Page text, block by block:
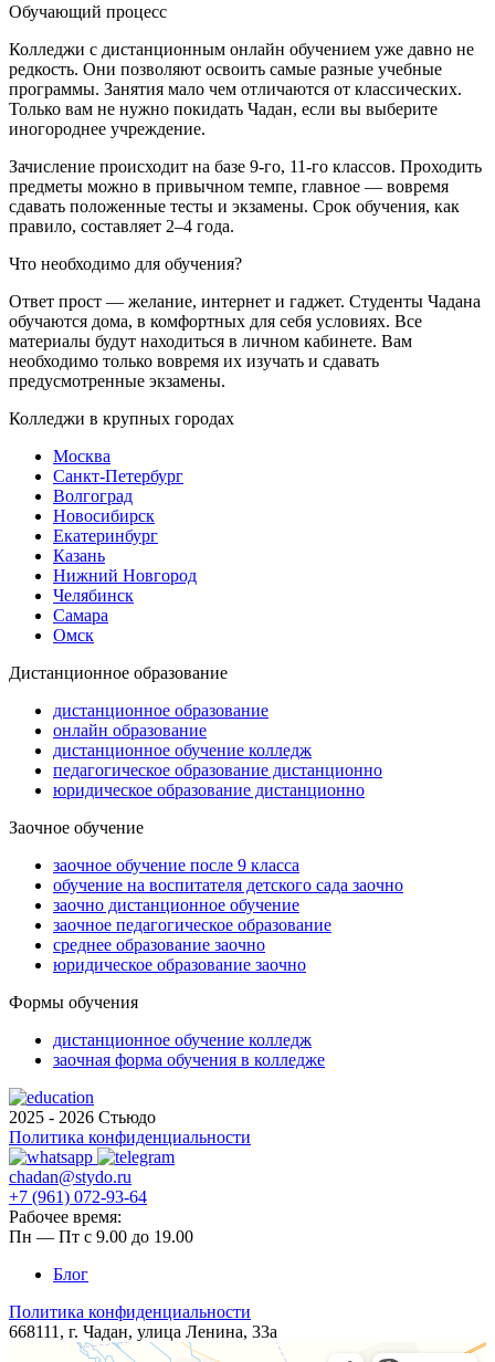
Обучающий процесс
Колледжи с дистанционным онлайн обучением уже давно не
редкость. Они позволяют освоить самые разные учебные
программы. Занятия мало чем отличаются от классических.
Только вам не нужно покидать Чадан, если вы выберите
иногороднее учреждение.
Зачисление происходит на базе 9-го, 11-го классов. Проходить
предметы можно в привычном темпе, главное — вовремя
сдавать положенные тесты и экзамены. Срок обучения, как
правило, составляет 2–4 года.
Что необходимо для обучения?
Ответ прост — желание, интернет и гаджет. Студенты Чадана
обучаются дома, в комфортных для себя условиях. Все
материалы будут находиться в личном кабинете. Вам
необходимо только вовремя их изучать и сдавать
предусмотренные экзамены.
Колледжи в крупных городах
Москва
Санкт-Петербург
Волгоград
Новосибирск
Екатеринбург
Казань
Нижний Новгород
Челябинск
Самара
Омск
Дистанционное образование
дистанционное образование
онлайн образование
дистанционное обучение колледж
педагогическое образование дистанционно
юридическое образование дистанционно
Заочное обучение
заочное обучение после 9 класса
обучение на воспитателя детского сада заочно
заочно дистанционное обучение
заочное педагогическое образование
среднее образование заочно
юридическое образование заочно
Формы обучения
дистанционное обучение колледж
заочная форма обучения в колледже
2025 - 2026 Стьюдо
Политика конфиденциальности
chadan@stydo.ru
+7 (961) 072-93-64
Рабочее время:
Пн — Пт с 9.00 до 19.00
Блог
Политика конфиденциальности
668111, г. Чадан, ​​улица Ленина, 33а